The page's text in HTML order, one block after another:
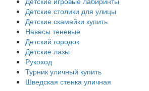
Детские столики для улицы
Детские скамейки купить
Навесы теневые
Детский городок
Детские лазы
Рукоход
Турник уличный купить
Шведская стенка уличная